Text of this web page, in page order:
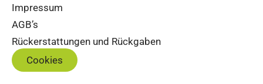
Impressum
AGB’s
Rückerstattungen und Rückgaben
Cookies